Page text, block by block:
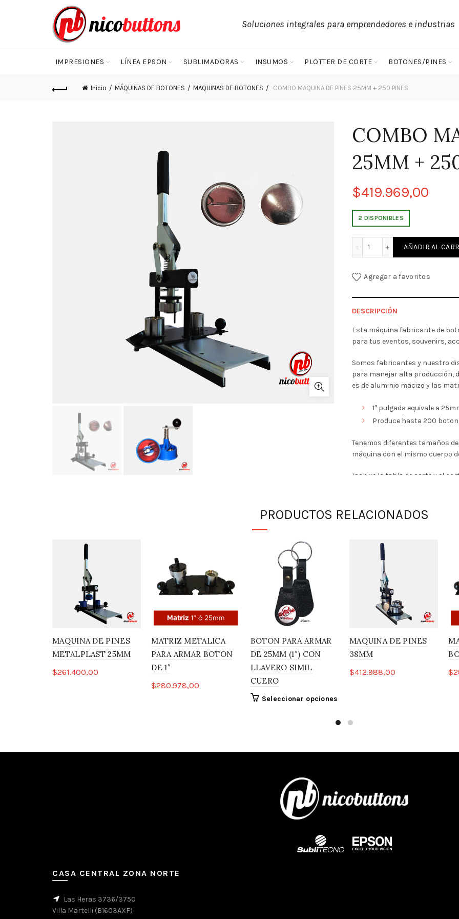
Soluciones integrales para emprendedores e industrias
IMPRESIONES LÍNEA EPSON SUBLIMADORAS INSUMOS PLOTTER DE CORTE BOTONES/PINES
Inicio MÁQUINAS DE BOTONES MAQUINAS DE BOTONES COMBO MAQUINA DE PINES 25MM + 250 PINES
COMBO
25MM +
$419.969,00
2 DISPONIBLES
COMBO MAQUINA DE
AÑADIR AL
Agregar a favoritos
DESCRIPCIÓN
Esta máquina fabricante de
para tus eventos, souvenirs,
Somos fabricantes y nuestro
para manejar alta producción,
es de aluminio macizo y las
1″ pulgada equivale a
Produce hasta 200
Tenemos diferentes tamaños
máquina con el mismo cuerpo
Incluye la tabla de corte y el
El combo incluye:
Máquina MAB2010 con
Tabla de corte y el
Insumos prendedor x250
SKU:
MAB1MCOMB+250P
Compartir
PRODUCTOS RELACIONADOS
MAQUINA DE PINES
METALPLAST 25MM
$261.400,00
MATRIZ METALICA
PARA ARMAR BOTON
DE 1″
$280.978,00
BOTON PARA ARMAR
DE 25MM (1″) CON
LLAVERO SIMIL
CUERO
Seleccionar opciones
MAQUINA DE PINES
38MM
$412.988,00
$
CASA CENTRAL ZONA NORTE
Las Heras 3736/3750
Villa Martelli (B1603AXF)